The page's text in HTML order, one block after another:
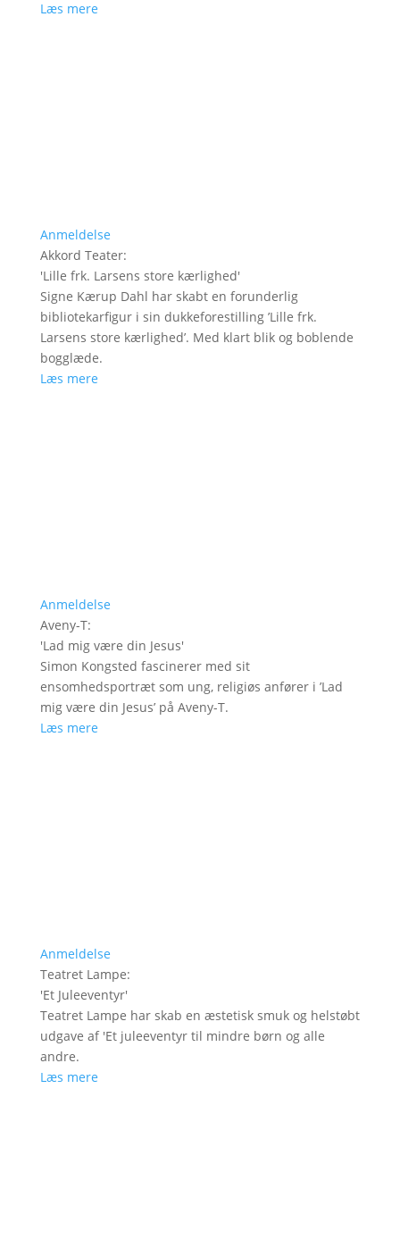
Læs mere
Anmeldelse
Akkord Teater:
'Lille frk. Larsens store kærlighed'
Signe Kærup Dahl har skabt en forunderlig
bibliotekarfigur i sin dukkeforestilling ’Lille frk.
Larsens store kærlighed’. Med klart blik og boblende
bogglæde.
Læs mere
Anmeldelse
Aveny-T:
'Lad mig være din Jesus'
Simon Kongsted fascinerer med sit
ensomhedsportræt som ung, religiøs anfører i ’Lad
mig være din Jesus’ på Aveny-T.
Læs mere
Anmeldelse
Teatret Lampe:
'Et Juleeventyr'
Teatret Lampe har skab en æstetisk smuk og helstøbt
udgave af 'Et juleeventyr til mindre børn og alle
andre.
Læs mere